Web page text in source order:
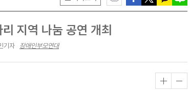
지역 나눔 공연 개최
기자 장애인부모연대